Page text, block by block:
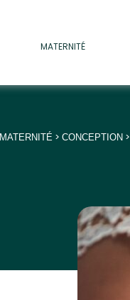
MATERNITÉ
MATERNITÉ> CONCEPTION>